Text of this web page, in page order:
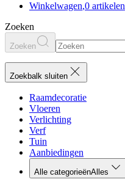
Winkelwagen,0 artikelen
Zoeken
Zoeken
Zoekbalk sluiten
Raamdecoratie
Vloeren
Verlichting
Verf
Tuin
Aanbiedingen
Alle categorieënAlles